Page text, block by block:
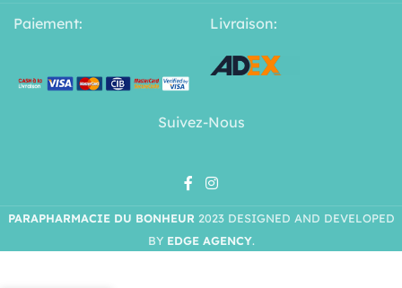
Paiement: Livraison:
Suivez-Nous
PARAPHARMACIE DU BONHEUR 2023 DESIGNED AND DEVELOPED
BY EDGE AGENCY.
BIO